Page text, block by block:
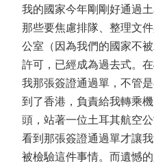
我的國家今年剛剛好通過
那些要焦慮排隊、整理文
公室（因為我們的國家不
許可，已經成為過去式。
我那張簽證通過單，不管
到了香港，負責給我轉乘
頭，站著一位土耳其航空
看到那張簽證通過單才讓
被檢驗這件事情。而遺憾